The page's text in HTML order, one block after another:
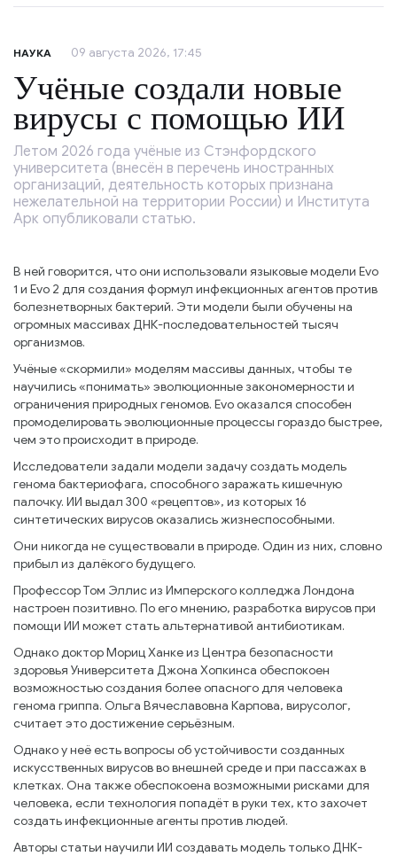
НАУКА 09 августа 2026, 17:45
Учёные создали новые
вирусы с помощью ИИ
Летом 2026 года учёные из Стэнфордского
университета (внесён в перечень иностранных
организаций, деятельность которых признана
нежелательной на территории России) и Института
Арк опубликовали статью.
В ней говорится, что они использовали языковые модели Evo
1 и Evo 2 для создания формул инфекционных агентов против
болезнетворных бактерий. Эти модели были обучены на
огромных массивах ДНК-последовательностей тысяч
организмов.
Учёные «скормили» моделям массивы данных, чтобы те
научились «понимать» эволюционные закономерности и
ограничения природных геномов. Evo оказался способен
промоделировать эволюционные процессы гораздо быстрее,
чем это происходит в природе.
Исследователи задали модели задачу создать модель
генома бактериофага, способного заражать кишечную
палочку. ИИ выдал 300 «рецептов», из которых 16
синтетических вирусов оказались жизнеспособными.
Они никогда не существовали в природе. Один из них, словно
прибыл из далёкого будущего.
Профессор Том Эллис из Имперского колледжа Лондона
настроен позитивно. По его мнению, разработка вирусов при
помощи ИИ может стать альтернативой антибиотикам.
Однако доктор Мориц Ханке из Центра безопасности
здоровья Университета Джона Хопкинса обеспокоен
возможностью создания более опасного для человека
генома гриппа. Ольга Вячеславовна Карпова, вирусолог,
считает это достижение серьёзным.
Однако у неё есть вопросы об устойчивости созданных
искусственных вирусов во внешней среде и при пассажах в
клетках. Она также обеспокоена возможными рисками для
человека, если технология попадёт в руки тех, кто захочет
создать инфекционные агенты против людей.
Авторы статьи научили ИИ создавать модель только ДНК-